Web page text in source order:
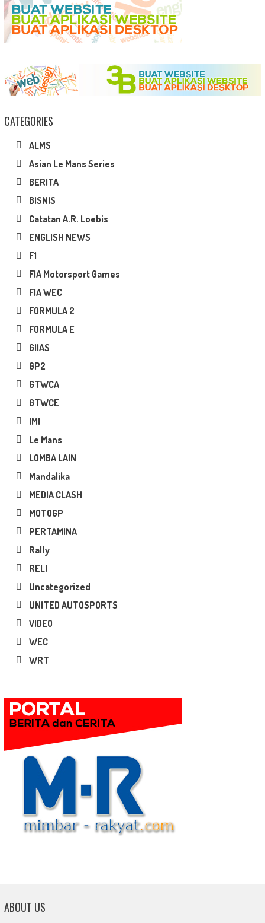
CATEGORIES
ALMS
Asian Le Mans Series
BERITA
BISNIS
Catatan A.R. Loebis
ENGLISH NEWS
F1
FIA Motorsport Games
FIA WEC
FORMULA 2
FORMULA E
GIIAS
GP2
GTWCA
GTWCE
IMI
Le Mans
LOMBA LAIN
Mandalika
MEDIA CLASH
MOTOGP
PERTAMINA
Rally
RELI
Uncategorized
UNITED AUTOSPORTS
VIDEO
WEC
WRT
ABOUT US